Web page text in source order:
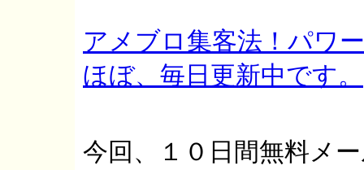
アメブロ集客法！パワ
ほぼ、毎日更新中です。
今回、１０日間無料メ